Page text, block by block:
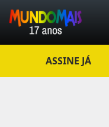
ASSINE JÁ